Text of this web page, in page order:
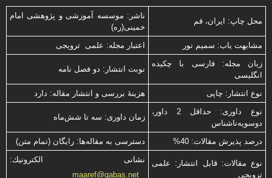
محل چاپ: ایران، قم
ناشر: موسسه آموزشی و پژوهشی امام
خمینی(ره)
مشابهت ياب: سميم نور
اعتبار مجله: علمی ترویجی
زبان مجله: فارسی با چكیده
انگلیسی
نوبت انتشار: دو فصل نامه
نوع انتشار: چاپی
هزینۀ بررسی و انتشار مقاله: دارد
نوع داوری: حداقل 2 داور،
دوسویه‌ناشناس
زمان داوری: سه تا شش‌ماه
درصد پذیرش مقالات: 40% دسترسی به مقاله‌ها: رایگان (تمام متن)
نوع مقالات: قابل انتشار: علمی
ترویجی
نشانی الكترونیك:
maaref@qabas.net